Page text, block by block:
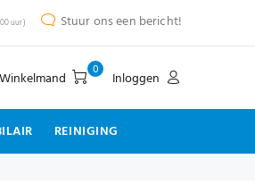
uur) Stuur ons een bericht!
Winkelmand 0 Inloggen
REINIGING